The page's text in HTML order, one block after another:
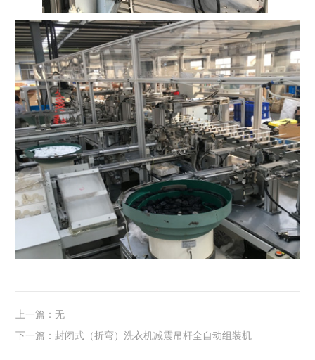
上一篇：无
下一篇：封闭式（折弯）洗衣机减震吊杆全自动组装机